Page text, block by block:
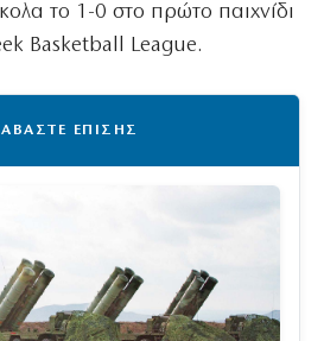
το 1-0 στο πρώτο παιχνίδι
Basketball League.
ΕΠΙΣΗΣ